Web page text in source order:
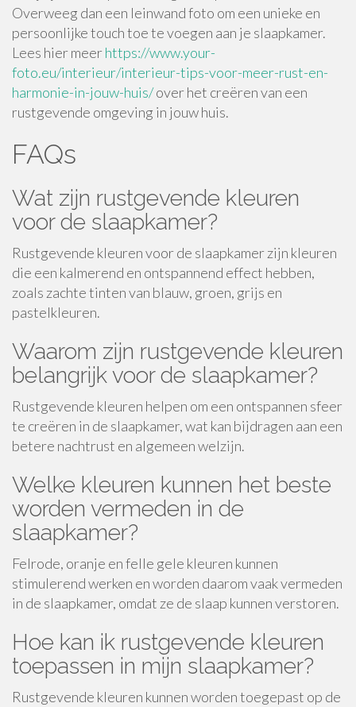
Overweeg dan een leinwand foto om een unieke en
persoonlijke touch toe te voegen aan je slaapkamer.
Lees hier meerhttps://www.your-
foto.eu/interieur/interieur-tips-voor-meer-rust-en-
harmonie-in-jouw-huis/over het creëren van een
rustgevende omgeving in jouw huis.
FAQs
Wat zijn rustgevende kleuren
voor de slaapkamer?
Rustgevende kleuren voor de slaapkamer zijn kleuren
die een kalmerend en ontspannend effect hebben,
zoals zachte tinten van blauw, groen, grijs en
pastelkleuren.
Waarom zijn rustgevende kleuren
belangrijk voor de slaapkamer?
Rustgevende kleuren helpen om een ontspannen sfeer
te creëren in de slaapkamer, wat kan bijdragen aan een
betere nachtrust en algemeen welzijn.
Welke kleuren kunnen het beste
worden vermeden in de
slaapkamer?
Felrode, oranje en felle gele kleuren kunnen
stimulerend werken en worden daarom vaak vermeden
in de slaapkamer, omdat ze de slaap kunnen verstoren.
Hoe kan ik rustgevende kleuren
toepassen in mijn slaapkamer?
Rustgevende kleuren kunnen worden toegepast op de